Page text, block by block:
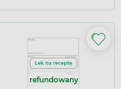
refundowany